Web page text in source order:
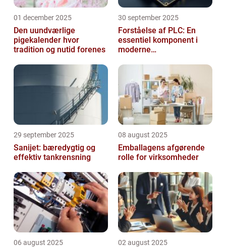
01 december 2025
Den uundværlige
pigekalender hvor
tradition og nutid forenes
30 september 2025
Forståelse af PLC: En
essentiel komponent i
moderne
29 september 2025
Sanijet: bæredygtig og
effektiv tankrensning
08 august 2025
Emballagens afgørende
rolle for virksomheder
06 august 2025 02 august 2025